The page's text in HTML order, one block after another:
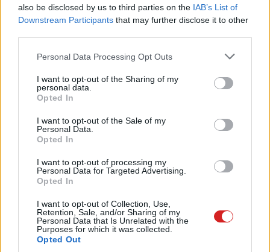
also be disclosed by us to third parties on the IAB’s List of
Downstream Participants that may further disclose it to other
Please note that this website/app uses one or more Google
not limited to your visit or usage behaviour. You may click to
grant or deny consent to Google and its third-party tags to
use your data for below specified purposes in below Google
consent section.
Personal Data Processing Opt Outs
I want to opt-out of the Sharing of my
personal data.
Opted In
I want to opt-out of the Sale of my
Personal Data.
Opted In
I want to opt-out of processing my
Personal Data for Targeted Advertising.
Opted In
I want to opt-out of Collection, Use,
Retention, Sale, and/or Sharing of my
Personal Data that Is Unrelated with the
Purposes for which it was collected.
Opted Out